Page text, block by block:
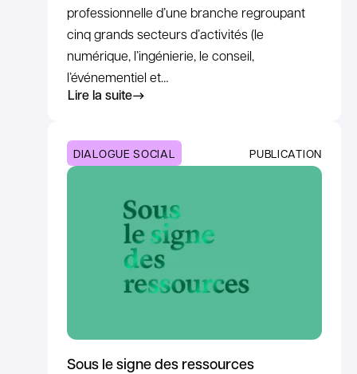
professionnelle d’une branche regroupant
cinq grands secteurs d’activités (le
numérique, l’ingénierie, le conseil,
l’événementiel et…
Lire la suite
DIALOGUE SOCIAL PUBLICATION
Sous le signe des ressources